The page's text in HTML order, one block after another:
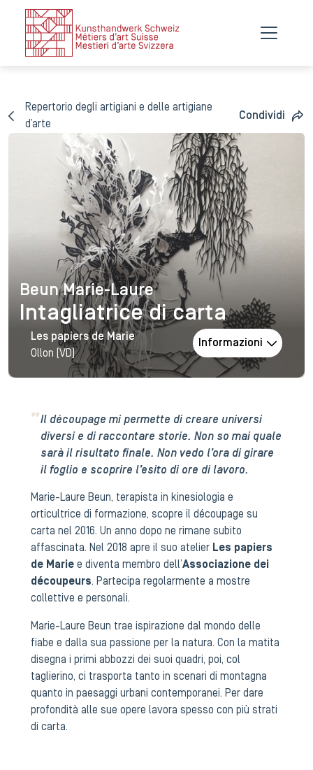
Repertorio degli artigiani e delle artigiane
d’arte
Condividi
Beun Marie-Laure
Beun Marie-Laure
Intagliatrice di carta
Les papiers de Marie
Ollon (VD)
Informazioni
Il découpage mi permette di creare universi
diversi e di raccontare storie. Non so mai quale
sarà il risultato finale. Non vedo l’ora di girare
il foglio e scoprire l’esito di ore di lavoro.
Marie-Laure Beun, terapista in kinesiologia e
orticultrice di formazione, scopre il découpage su
carta nel 2016. Un anno dopo ne rimane subito
affascinata. Nel 2018 apre il suo atelier Les papiers
de Marie e diventa membro dell’ Associazione dei
découpeurs. Partecipa regolarmente a mostre
collettive e personali.
Marie-Laure Beun trae ispirazione dal mondo delle
fiabe e dalla sua passione per la natura. Con la matita
disegna i primi abbozzi dei suoi quadri, poi, col
taglierino, ci trasporta tanto in scenari di montagna
quanto in paesaggi urbani contemporanei. Per dare
profondità alle sue opere lavora spesso con più strati
di carta.